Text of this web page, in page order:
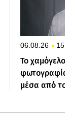
06.08.26
Το χαμόγελο
φωτογραφία
μέσα από το